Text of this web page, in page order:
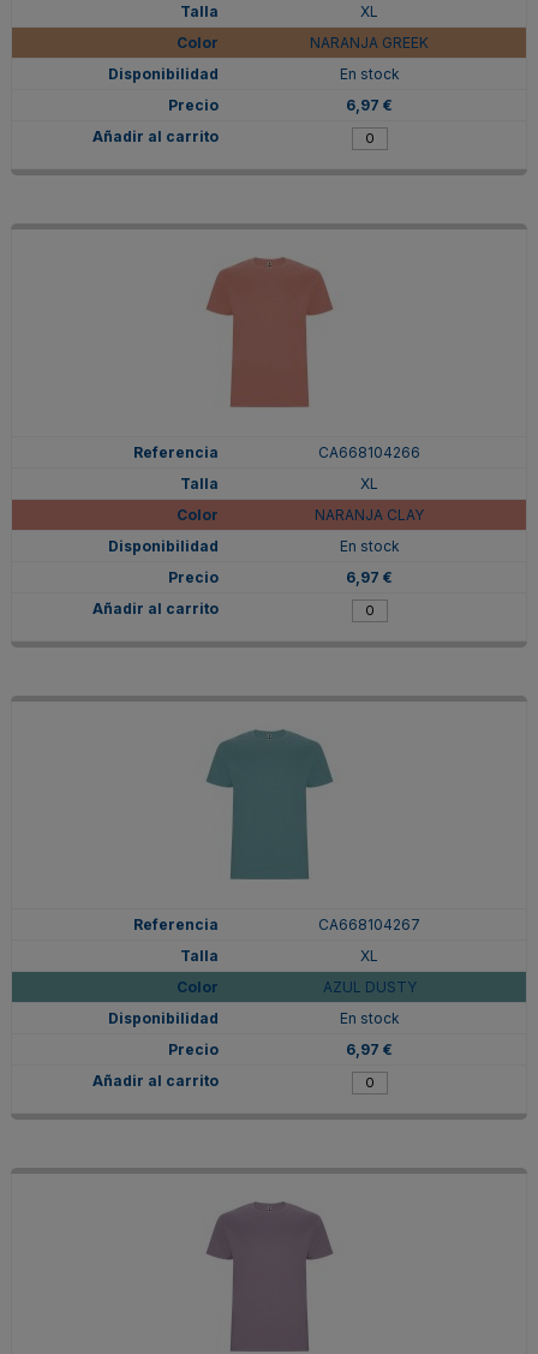
XL
NARANJA GREEK
En stock
6,97 €
CA668104266
XL
NARANJA CLAY
En stock
6,97 €
CA668104267
XL
AZUL DUSTY
En stock
6,97 €